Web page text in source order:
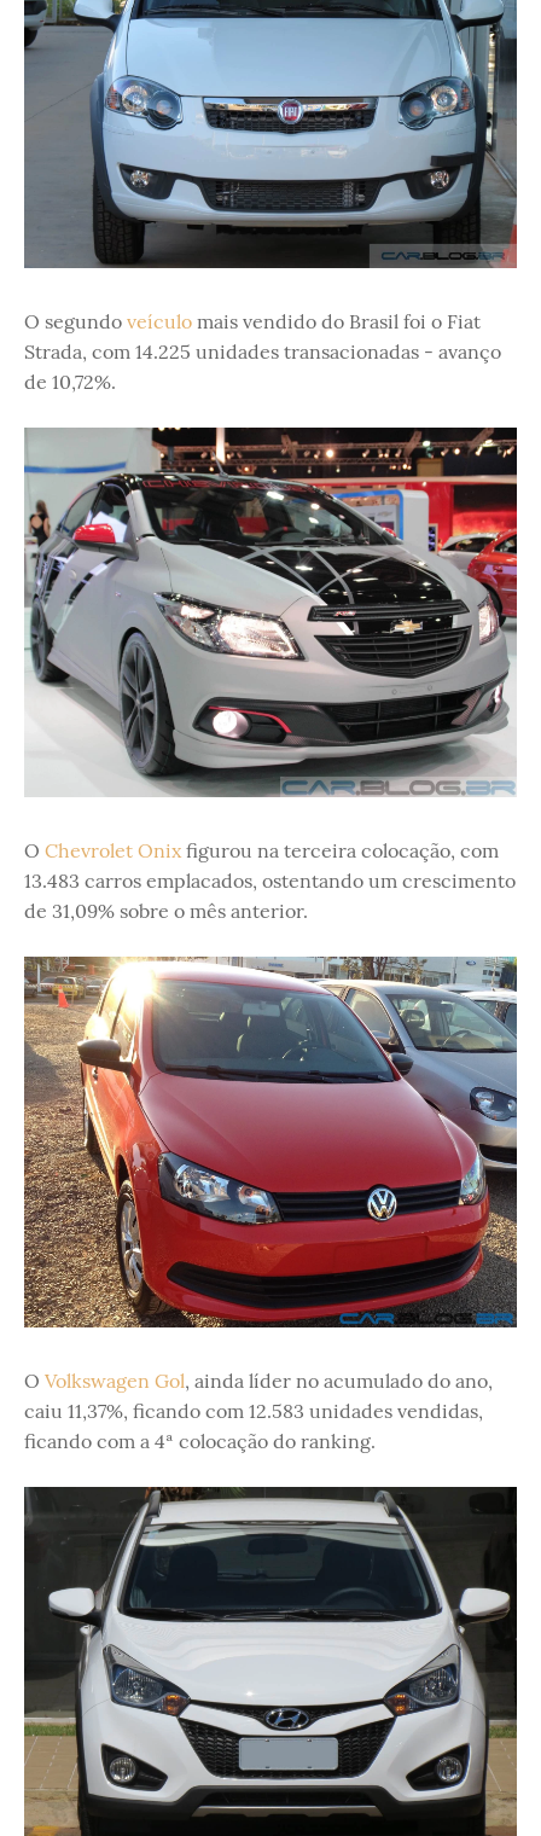
O segundo veículo mais vendido do Brasil foi o Fiat
Strada, com 14.225 unidades transacionadas - avanço
de 10,72%.
O Chevrolet Onixfigurou na terceira colocação, com
13.483 carros emplacados, ostentando um crescimento
de 31,09% sobre o mês anterior.
O Volkswagen Gol, ainda líder no acumulado do ano,
caiu 11,37%, ficando com 12.583 unidades vendidas,
ficando com a 4ª colocação do ranking.